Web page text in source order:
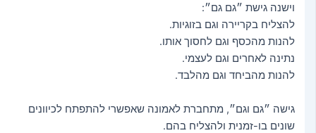
וישנה גישת ״גם גם״:
להצליח בקריירה וגם בזוגיות.
להנות מהכסף וגם לחסוך אותו.
נתינה לאחרים וגם לעצמי.
להנות מהביחד וגם מהלבד.
גישה ״גם וגם״, מתחברת לאמונה שאפשרי להתפתח לכיוונים
שונים בו-זמנית ולהצליח בהם.